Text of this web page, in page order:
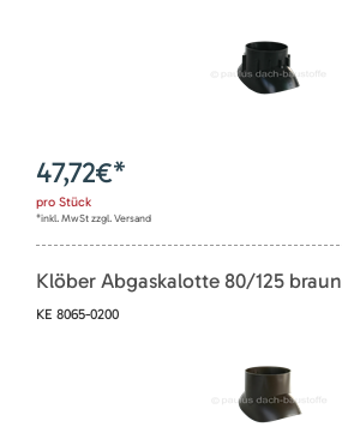
47,72€*
pro Stück
*inkl. MwSt zzgl. Versand
Klöber Abgaskalotte 80/125 braun
KE 8065-0200